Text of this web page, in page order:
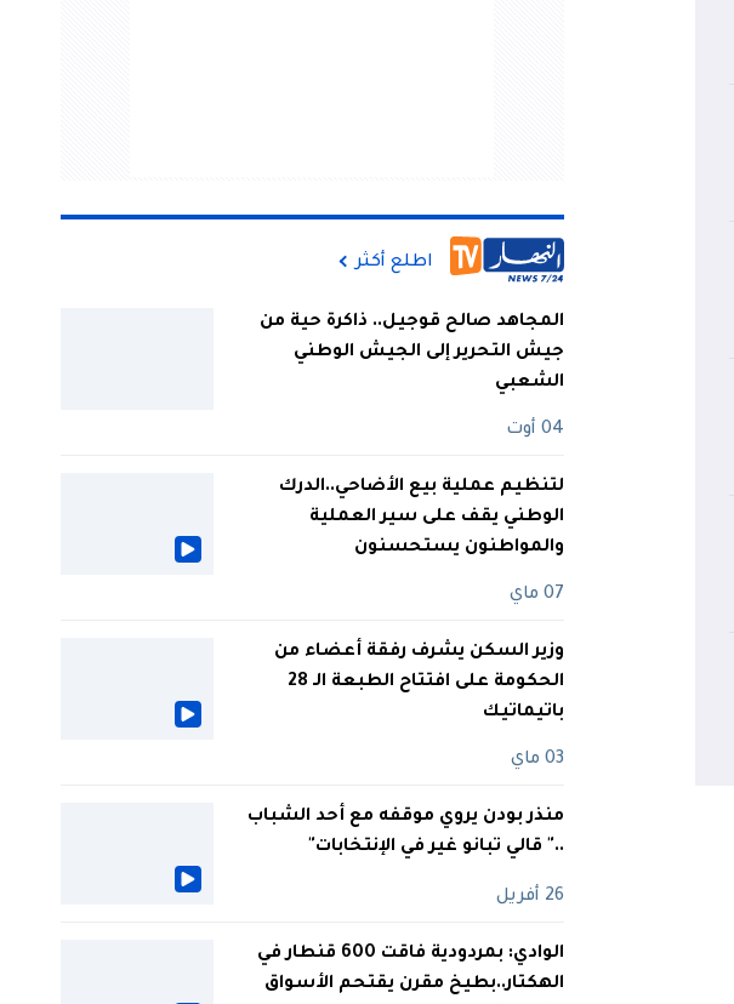
اطلع أكثر
المجاهد صالح قوجيل.. ذاكرة حية من
جيش التحرير إلى الجيش الوطني
الشعبي
04 أوت
لتنظيم عملية بيع الأضاحي..الدرك
الوطني يقف على سير العملية
والمواطنون يستحسنون
07 ماي
وزير السكن يشرف رفقة أعضاء من
الحكومة على افتتاح الطبعة الـ 28
باتيماتيك
03 ماي
منذر بودن يروي موقفه مع أحد الشباب
.." قالي تبانو غير في الإنتخابات"
26 أفريل
الوادي: بمردودية فاقت 600 قنطار في
الهكتار..بطيخ مقرن يقتحم الأسواق